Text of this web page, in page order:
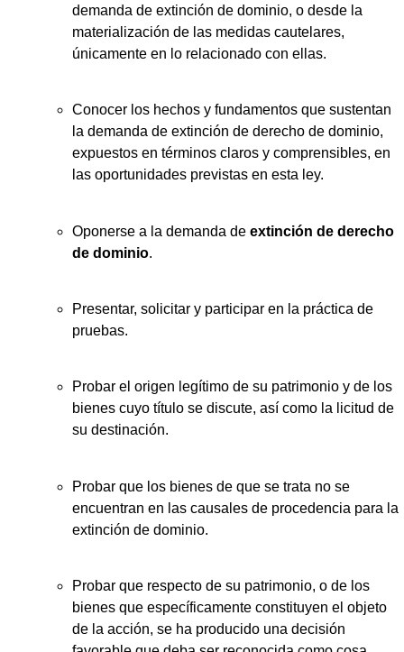
demanda de extinción de dominio, o desde la
materialización de las medidas cautelares,
únicamente en lo relacionado con ellas.
Conocer los hechos y fundamentos que sustentan
la demanda de extinción de derecho de dominio,
expuestos en términos claros y comprensibles, en
las oportunidades previstas en esta ley.
Oponerse a la demanda de extinción de derecho
de dominio.
Presentar, solicitar y participar en la práctica de
pruebas.
Probar el origen legítimo de su patrimonio y de los
bienes cuyo título se discute, así como la licitud de
su destinación.
Probar que los bienes de que se trata no se
encuentran en las causales de procedencia para la
extinción de dominio.
Probar que respecto de su patrimonio, o de los
bienes que específicamente constituyen el objeto
de la acción, se ha producido una decisión